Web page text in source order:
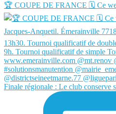
🏆 COUPE DE FRANCE 🗓️ Ce
Finale régionale : Le club conserve